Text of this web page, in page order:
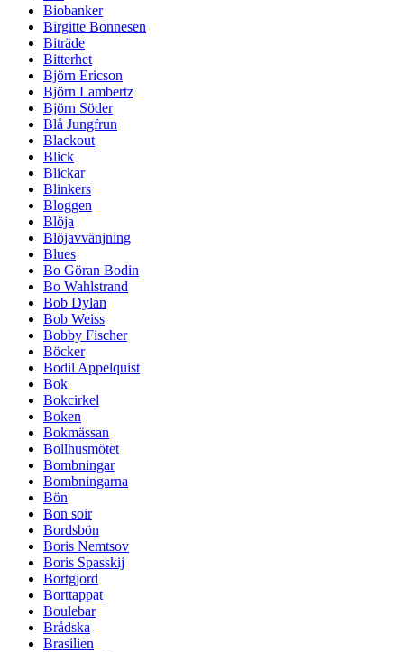
Biobanker
Birgitte Bonnesen
Biträde
Bitterhet
Björn Ericson
Björn Lambertz
Björn Söder
Blå Jungfrun
Blackout
Blick
Blickar
Blinkers
Bloggen
Blöja
Blöjavvänjning
Blues
Bo Göran Bodin
Bo Wahlstrand
Bob Dylan
Bob Weiss
Bobby Fischer
Böcker
Bodil Appelquist
Bok
Bokcirkel
Boken
Bokmässan
Bollhusmötet
Bombningar
Bombningarna
Bön
Bon soir
Bordsbön
Boris Nemtsov
Boris Spasskij
Bortgjord
Borttappat
Boulebar
Brådska
Brasilien